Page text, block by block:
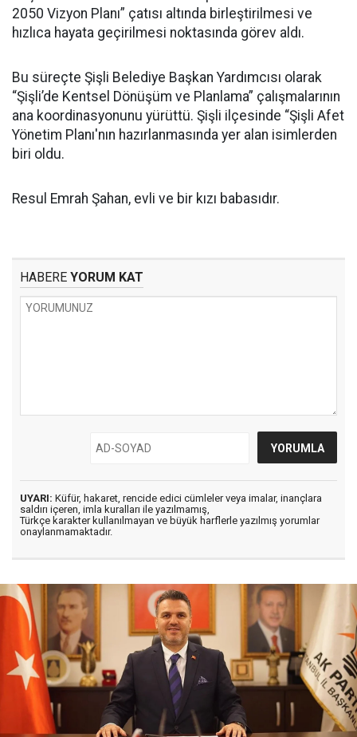
2050 Vizyon Planı” çatısı altında birleştirilmesi ve
hızlıca hayata geçirilmesi noktasında görev aldı.
Bu süreçte Şişli Belediye Başkan Yardımcısı olarak
“Şişli’de Kentsel Dönüşüm ve Planlama” çalışmalarının
ana koordinasyonunu yürüttü. Şişli ilçesinde “Şişli Afet
Yönetim Planı'nın hazırlanmasında yer alan isimlerden
biri oldu.
Resul Emrah Şahan, evli ve bir kızı babasıdır.
HABERE YORUM KAT
UYARI: Küfür, hakaret, rencide edici cümleler veya imalar, inançlara
saldırı içeren, imla kuralları ile yazılmamış,
Türkçe karakter kullanılmayan ve büyük harflerle yazılmış yorumlar
onaylanmamaktadır.